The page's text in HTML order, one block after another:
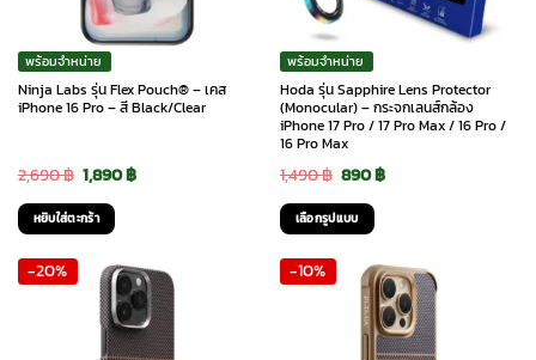
พร้อมจำหน่าย
Ninja Labs รุ่น Flex Pouch® – เคส
iPhone 16 Pro – สี Black/Clear
2,690฿ Original
price
was:
2,690 ฿.
1,890฿Current
1,890 ฿.
หยิบใส่ตะกร้า
พร้อมจำหน่าย
Hoda รุ่น Sapphire Lens Protector
(Monocular) – กระจกเลนส์กล้อง
iPhone 17 Pro / 17 Pro Max / 16 Pro /
16 Pro Max
1,490฿ Original
price
was:
1,490 ฿.
890฿Current
890 ฿.
เลือกรูปแบบ
product
-20% -10%